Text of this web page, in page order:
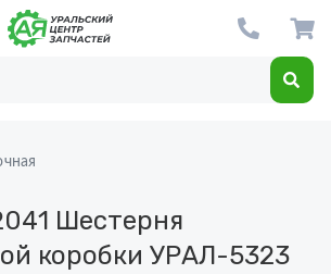
Шестерня
коробки УРАЛ-5323